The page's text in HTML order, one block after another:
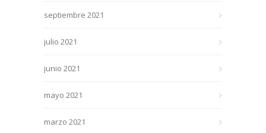
septiembre 2021
julio 2021
junio 2021
mayo 2021
marzo 2021